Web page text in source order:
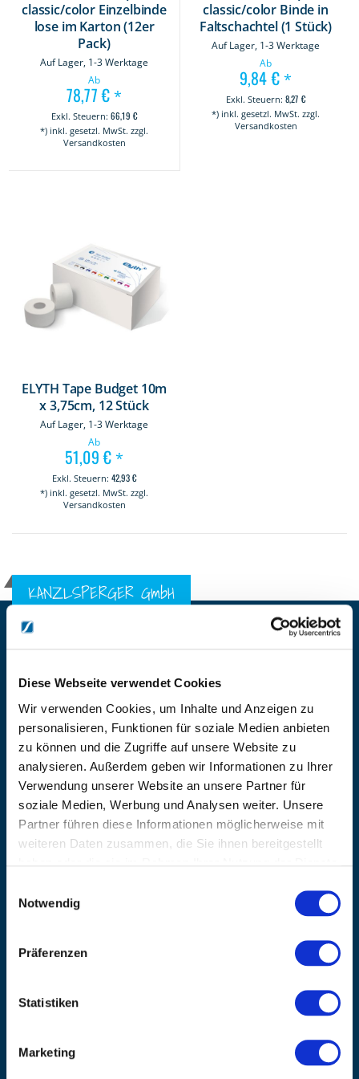
Diese Webseite verwendet Cookies
Wir verwenden Cookies, um Inhalte und Anzeigen zu
personalisieren, Funktionen für soziale Medien anbieten
zu können und die Zugriffe auf unsere Website zu
analysieren. Außerdem geben wir Informationen zu Ihrer
Verwendung unserer Website an unsere Partner für
soziale Medien, Werbung und Analysen weiter. Unsere
Partner führen diese Informationen möglicherweise mit
weiteren Daten zusammen, die Sie ihnen bereitgestellt
Notwendig
Präferenzen
Statistiken
Marketing
classic/color Einzelbinde
lose im Karton (12er
Pack)
Auf Lager, 1-3 Werktage
Ab
78,77 €*
66,19 €
*) inkl. gesetzl. MwSt. zzgl.
Versandkosten
classic/color Binde in
Faltschachtel (1 Stück)
Auf Lager, 1-3 Werktage
Ab
9,84 €*
8,27 €
*) inkl. gesetzl. MwSt. zzgl.
Versandkosten
ELYTH Tape Budget 10m
x 3,75cm, 12 Stück
Auf Lager, 1-3 Werktage
Ab
51,09 €*
42,93 €
*) inkl. gesetzl. MwSt. zzgl.
Versandkosten
KANZLSPERGER GmbH
KONTAKTIEREN SIE UNS
Ziegelhöhe 8, Berngau, D-92361
BÜRO HOTLINE
+49 (0) 9181/2593-0
EMAIL
info@kanzlsperger.de
BERATUNG & BESTELLUNG
Montag – Donnerstag: 08:00 – 17:00
Freitag: 08:00 - 16:00
UNTERNEHMEN
Kontaktieren Sie uns
INFORMATIONEN
Versandkosten & Lieferinformationen
Widerrufsbelehrung